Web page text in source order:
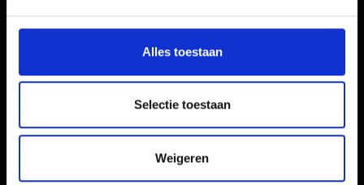
Alles toestaan
Selectie toestaan
Weigeren